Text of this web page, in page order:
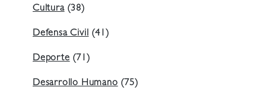
Cultura(38)
Defensa Civil(41)
Deporte(71)
Desarrollo Humano(75)